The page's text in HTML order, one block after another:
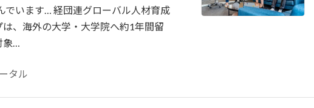
でいます… 経団連グローバル人材育成
は、海外の大学・大学院へ約1年間留
象…
タル